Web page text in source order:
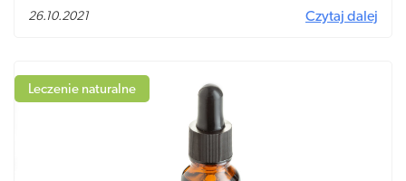
Charakterystyczny dyskomfort w okolicy wątroby to efekt
26.10.2021 Czytaj dalej
Leczenie naturalne